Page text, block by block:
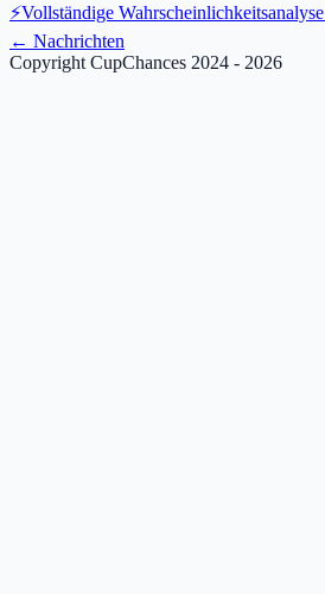
⚡Vollständige Wahrscheinlichkeitsanalyse
← Nachrichten
Copyright CupChances 2024 - 2026